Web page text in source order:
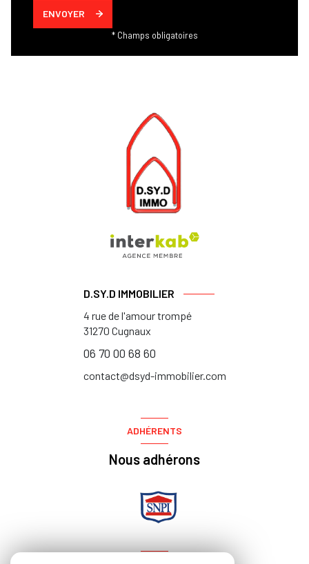
ENVOYER
* Champs obligatoires
D.SY.D IMMOBILIER
4 rue de l'amour trompé
31270 Cugnaux
06 70 00 68 60
contact@dsyd-immobilier.com
ADHÉRENTS
Nous adhérons